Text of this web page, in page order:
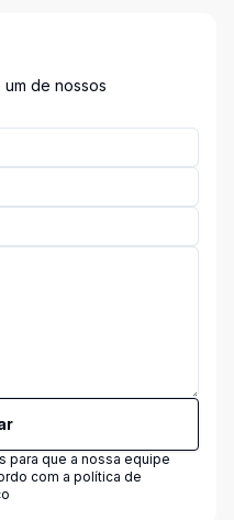
de nossos
para que a nossa equipe
com a política de